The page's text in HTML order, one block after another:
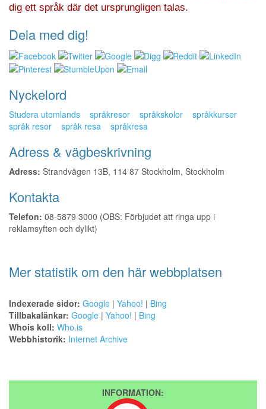
dig ett språk där det ursprungligen talas.
Dela med dig!
Nyckelord
Studera utomlands språkresor språkskolor
språkkurser
språk resor
språk resa språkresa
Adress & vägbeskrivning
Adress: Strandvägen 13B, 114 87 Stockholm, Stockholm
Kontakta
Telefon: 08-5879 3000 (OBS: Förbjudet att ringa upp i
reklamsyften och dylikt)
Mer statistik om den här webbplatsen
Indexerade sidor: Google | Yahoo! | Bing
Tillbakalänkar: Google | Yahoo! | Bing
Whois koll: Who.is
Webbhistorik: Internet Archive
INFORMATION: